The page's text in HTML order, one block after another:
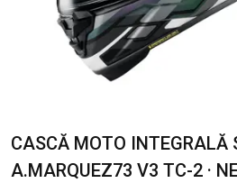
CASCĂ MOTO INTEGRALĂ
A.MARQUEZ73 V3 TC-2 ·